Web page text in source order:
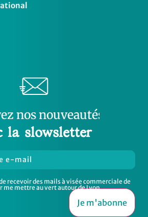
no uveautés
n osbons
la slowsletter
recevoir des mails à visée commerciale de
me mettre au vert autour de Lyon